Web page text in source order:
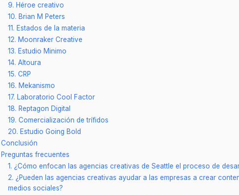
9. Héroe creativo
10. Brian M Peters
11. Estados de la materia
12. Moonraker Creative
13. Estudio Minimo
14. Altoura
15. CRP
16. Mekanismo
17. Laboratorio Cool Factor
18. Reptagon Digital
19. Comercialización de trífidos
20. Estudio Going Bold
Conclusión
Preguntas frecuentes
1. ¿Cómo enfocan las agencias creativas de Seattle el proceso de
2. ¿Pueden las agencias creativas ayudar a las empresas a crear
medios sociales?